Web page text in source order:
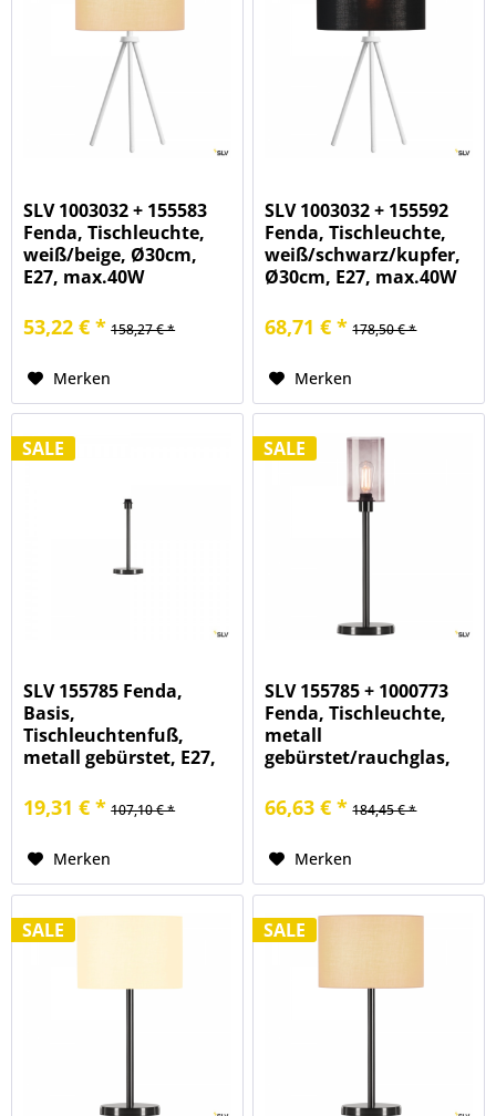
SLV 1003032 + 155583
Fenda, Tischleuchte,
weiß/beige, Ø30cm,
E27, max.40W
53,22 € * 158,27 € *
Merken
SLV 1003032 + 155592
Fenda, Tischleuchte,
weiß/schwarz/kupfer,
Ø30cm, E27, max.40W
68,71 € * 178,50 € *
Merken
SALE
SLV 155785 Fenda,
Basis,
Tischleuchtenfuß,
metall gebürstet, E27,
19,31 € * 107,10 € *
Merken
SALE
SLV 155785 + 1000773
Fenda, Tischleuchte,
metall
gebürstet/rauchglas,
66,63 € * 184,45 € *
Merken
SALE SALE